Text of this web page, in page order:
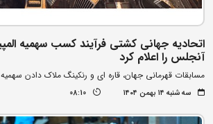
آنجلس را اعلام کرد
مسابقات قهرمانی جهان، قاره ای و رنکینگ ملاک دادن سهمیه
سه شنبه ۱۴ بهمن ۱۴۰۴ 08:10